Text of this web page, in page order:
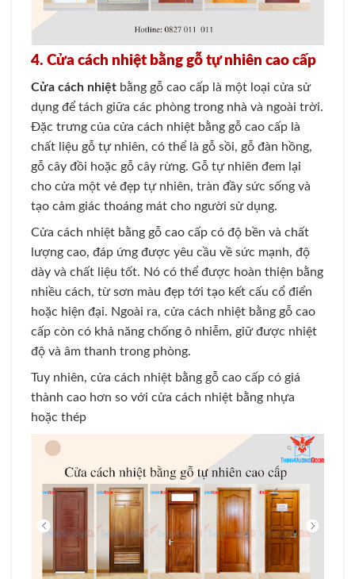
4. Cửa cách nhiệt bằng gỗ tự nhiên cao cấp
Cửa cách nhiệt bằng gỗ cao cấp là một loại cửa sử
dụng để tách giữa các phòng trong nhà và ngoài trời.
Đặc trưng của cửa cách nhiệt bằng gỗ cao cấp là
chất liệu gỗ tự nhiên, có thể là gỗ sồi, gỗ đàn hồng,
gỗ cây đồi hoặc gỗ cây rừng. Gỗ tự nhiên đem lại
cho cửa một vẻ đẹp tự nhiên, tràn đầy sức sống và
tạo cảm giác thoáng mát cho người sử dụng.
Cửa cách nhiệt bằng gỗ cao cấp có độ bền và chất
lượng cao, đáp ứng được yêu cầu về sức mạnh, độ
dày và chất liệu tốt. Nó có thể được hoàn thiện bằng
nhiều cách, từ sơn màu đẹp tới tạo kết cấu cổ điển
hoặc hiện đại. Ngoài ra, cửa cách nhiệt bằng gỗ cao
cấp còn có khả năng chống ô nhiễm, giữ được nhiệt
độ và âm thanh trong phòng.
Tuy nhiên, cửa cách nhiệt bằng gỗ cao cấp có giá
thành cao hơn so với cửa cách nhiệt bằng nhựa
hoặc thép